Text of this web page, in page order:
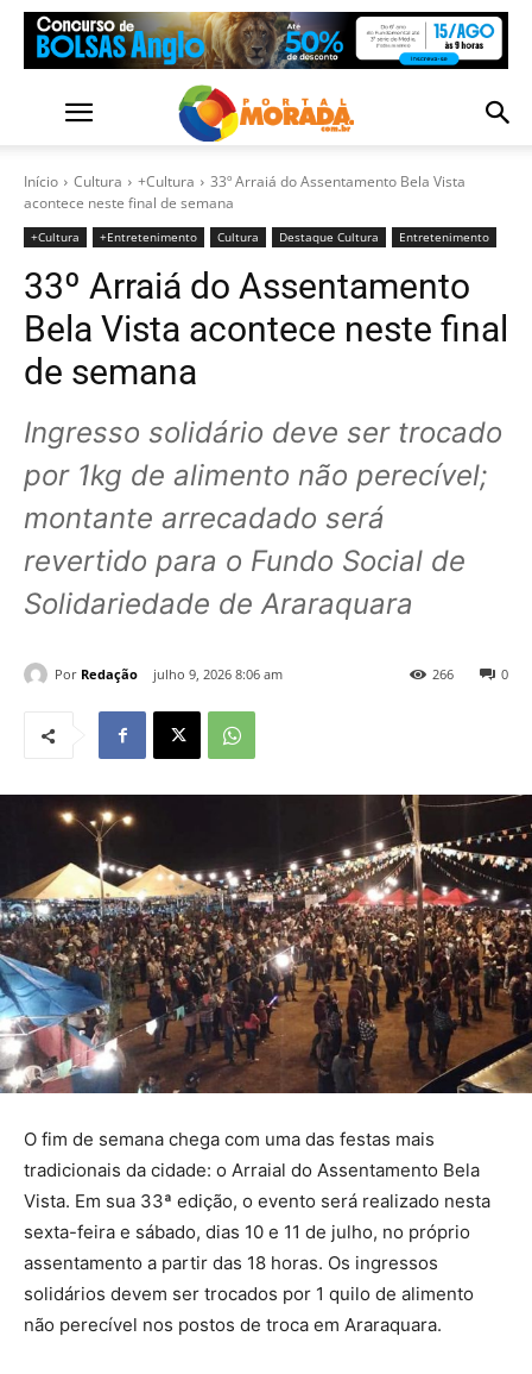
Início Cultura +Cultura
33º Arraiá do Assentamento Bela Vista
acontece neste final de semana
+Cultura +Entretenimento Cultura Destaque Cultura Entretenimento
33º Arraiá do Assentamento
Bela Vista acontece neste final
de semana
Ingresso solidário deve ser trocado
por 1kg de alimento não perecível;
montante arrecadado será
revertido para o Fundo Social de
Solidariedade de Araraquara
Por Redação julho 9, 2026 8:06 am 0
266
O fim de semana chega com uma das festas mais
tradicionais da cidade: o Arraial do Assentamento Bela
Vista. Em sua 33ª edição, o evento será realizado nesta
sexta-feira e sábado, dias 10 e 11 de julho, no próprio
assentamento a partir das 18 horas. Os ingressos
solidários devem ser trocados por 1 quilo de alimento
não perecível nos postos de troca em Araraquara.